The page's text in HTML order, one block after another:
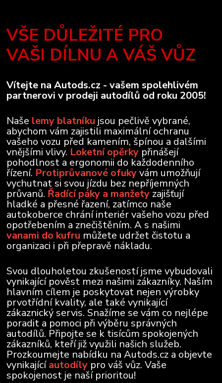
VŠE DŮLEŽITÉ PRO
VAŠI DÍLNU A VÁŠ VŮZ
Vítejte na Autods.cz - vašem spolehlivém
partnerovi v prodeji autodílů od roku 2005!
Naše lemy blatníku jsou pečlivě vybrané,
abychom vám zajistili maximální ochranu
vašeho vozu před kamením, špínou a dalšími
vnějšími vlivy. Loketní opěrky přinášejí
pohodlnost a ergonomii do každodenního
řízení. Protiprůvanové ofukyvám umožňují
vychutnat si svou jízdu bez nepříjemných
průvanů. Řadící páky a manžety zajišťují
hladké a přesné řazení, zatímco naše
autokoberce chrání interiér vašeho vozu před
opotřebením a znečištěním. A s našimi
vanami do kufru můžete udržet čistotu a
organizaci i při přepravě nákladu.
Svou dlouholetou zkušeností jsme vybudovali
vynikající pověst mezi našimi zákazníky. Naším
hlavním cílem je poskytovat nejen výrobky
prvotřídní kvality, ale také vynikající
zákaznický servis. Snažíme se vám co nejlépe
poradit a pomoci při výběru správných
autodílů. Připojte se k tisícům spokojených
zákazníků, kteří již využili našich služeb.
Prozkoumejte nabídku na Autods.cz a objevte
vynikajícíautodíly pro váš vůz. Vaše
spokojenost je naší prioritou!